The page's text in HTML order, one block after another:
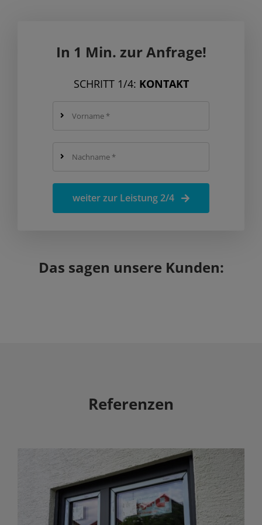
Das sagen unsere Kunden:
In 1 Min. zur Anfrage!
SCHRITT 1/4: KONTAKT
weiter zur Leistung 2/4
Referenzen